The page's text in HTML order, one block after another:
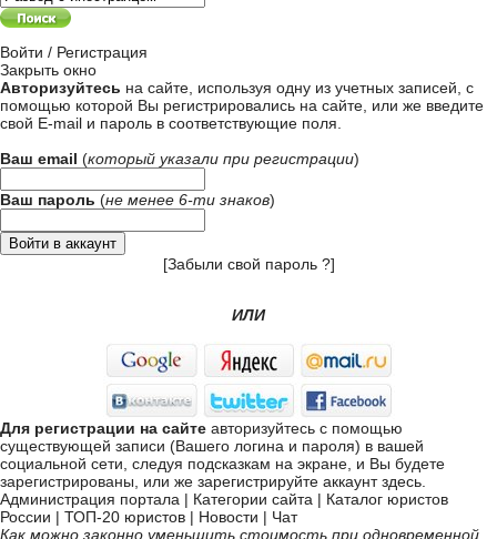
Войти / Регистрация
Закрыть окно
Авторизуйтесь на сайте, используя одну из учетных записей, с
помощью которой Вы регистрировались на сайте, или же введите
свой E-mail и пароль в соответствующие поля
Ваш email (который указали при регистрации)
Ваш пароль (не менее 6-ти знаков)
[Забыли свой пароль ?]
ИЛИ
Для регистрации на сайте авторизуйтесь с помощью
существующей записи (Вашего логина и пароля) в вашей
социальной сети, следуя подсказкам на экране, и Вы будете
зарегистрированы, или же зарегистрируйте аккаунт здесь
Администрация портала | Категории сайта | Каталог юристов
России | ТОП-20 юристов | Новости | Чат
Как можно законно уменьшить стоимость при одновременной